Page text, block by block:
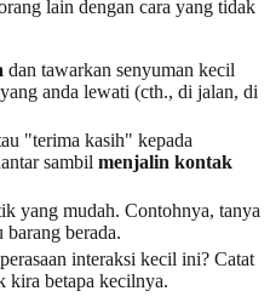
lain dengan cara yang tidak
dan tawarkan senyuman kecil
anda lewati (cth., di jalan, di
"terima kasih" kepada
sambil menjalin kontak
yang mudah. Contohnya, tanya
barang berada.
interaksi kecil ini? Catat
kira betapa kecilnya.